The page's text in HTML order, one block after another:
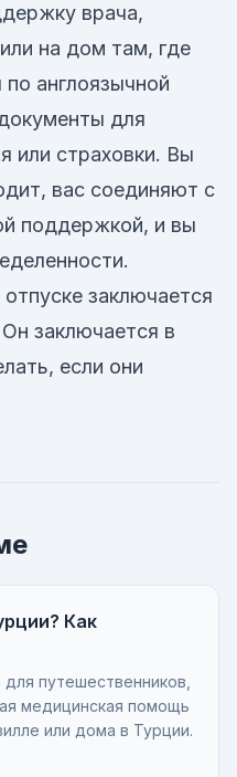
врача,
на дом там, где
англоязычной
для
или страховки. Вы
вас соединяют с
поддержкой, и вы
заключается
заключается в
если они
Как
путешественников,
медицинская помощь
или дома в Турции.